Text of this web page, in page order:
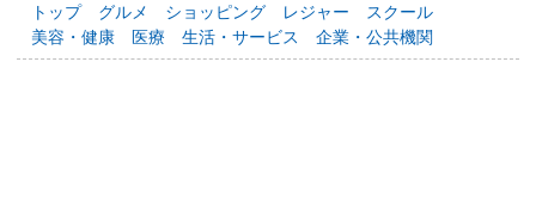
掲示板 タウン情報 教えて！
トップ グルメ ショッピング レジャー
スクール
美容・健康
医療 生活・サービス 企業・公共機関